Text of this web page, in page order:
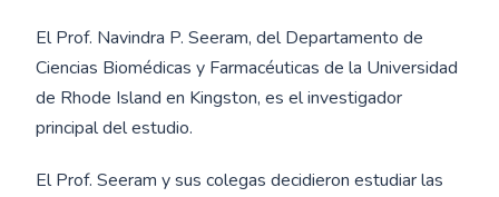
El Prof. Navindra P. Seeram, del Departamento de
Ciencias Biomédicas y Farmacéuticas de la Universidad
de Rhode Island en Kingston, es el investigador
principal del estudio.
El Prof. Seeram y sus colegas decidieron estudiar las